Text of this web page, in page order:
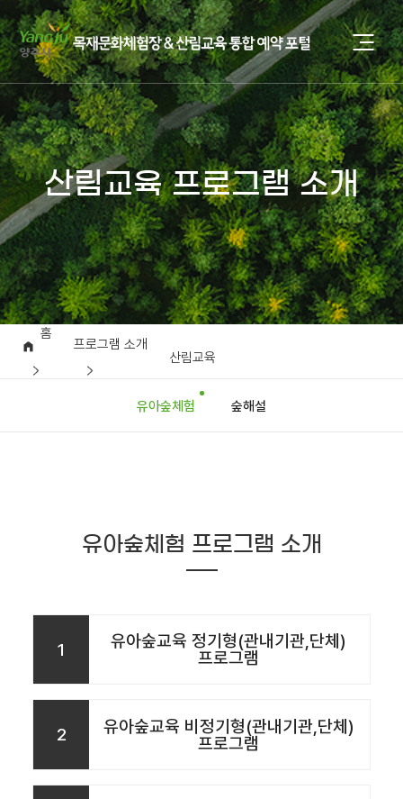
산림교육 프로그램 소개
홈
프로그램 소개
산림교육
유아숲체험 숲해설
유아숲체험 프로그램 소개
1
유아숲교육 정기형(관내기관,단체)
프로그램
2
유아숲교육 비정기형(관내기관,단체)
프로그램